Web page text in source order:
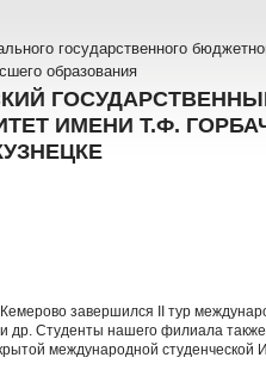
государственного
образования
ИМЕНИ Т.Ф.
Кемерово завершился II тур
др. Студенты нашего филиала
международной